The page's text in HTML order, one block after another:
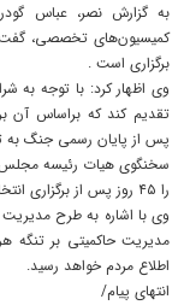
به گزارش نصر، عباس
کمیسیون‌های تخصصی،
برگزاری است .
وی اظهار کرد: با توجه به
پس از پایان رسمی جنگ به
سخنگوی هیات رئیسه مجلس
را ۴۵ روز پس از برگزاری انتخابات را آغاز خواهد کرد.
وی با اشاره به طرح مدیریت
مدیریت حاکمیتی بر تنگه
اطلاع مردم خواهد رسید.
انتهای پیام/